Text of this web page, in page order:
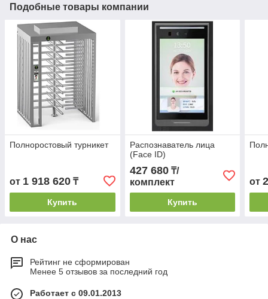
Подобные товары компании
Полноростовый турникет
от 1 918 620 ₸
Купить
Распознаватель лица
(Face ID)
427 680₸/
комплект
Купить
от
О нас
Рейтинг не сформирован
Менее 5 отзывов за последний год
Работает с 09.01.2013